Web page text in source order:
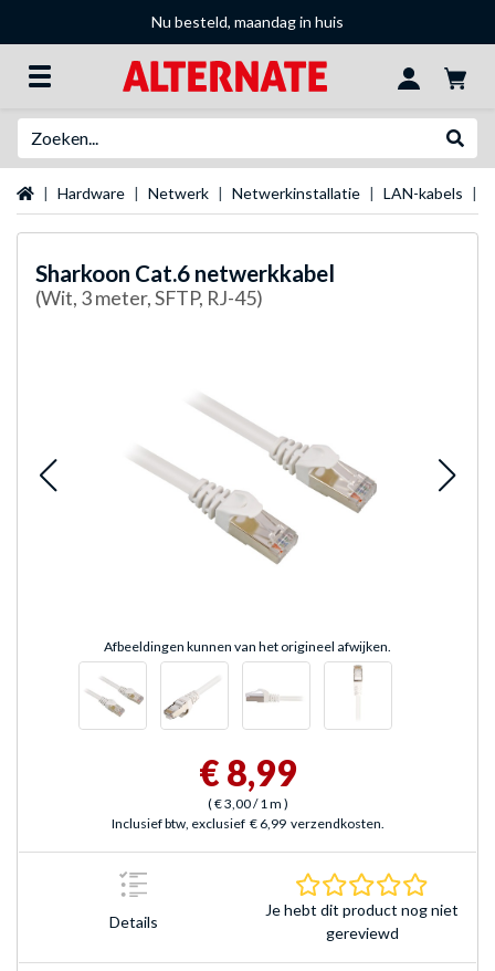
Nu besteld, maandag in huis
Startpagina
Hardware Netwerk Netwerkinstallatie LAN-kabels
Sharkoon Cat.6 netwerkkabel
(Wit, 3 meter, SFTP, RJ-45)
Afbeeldingen kunnen van het origineel afwijken.
€ 8,99
(€ 3,00/ 1 m )
Inclusief btw, exclusief € 6,99 verzendkosten.
Details
Je hebt dit product nog niet
gereviewd